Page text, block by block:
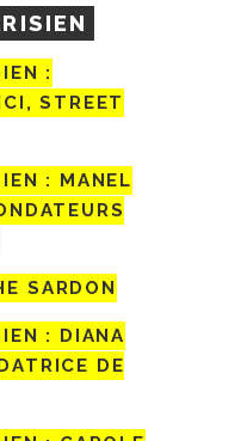
:
STREET
: MANEL
SARDON
: DIANA
DE